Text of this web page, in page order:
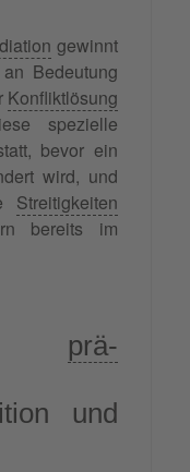
gewinnt
Bedeutung
Konfliktlösung
spezielle
bevor ein
wird, und
Streitigkeiten
bereits im
prä-
und